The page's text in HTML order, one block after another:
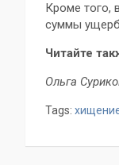
Кроме того,
суммы
Читайте
Ольга
Tags: